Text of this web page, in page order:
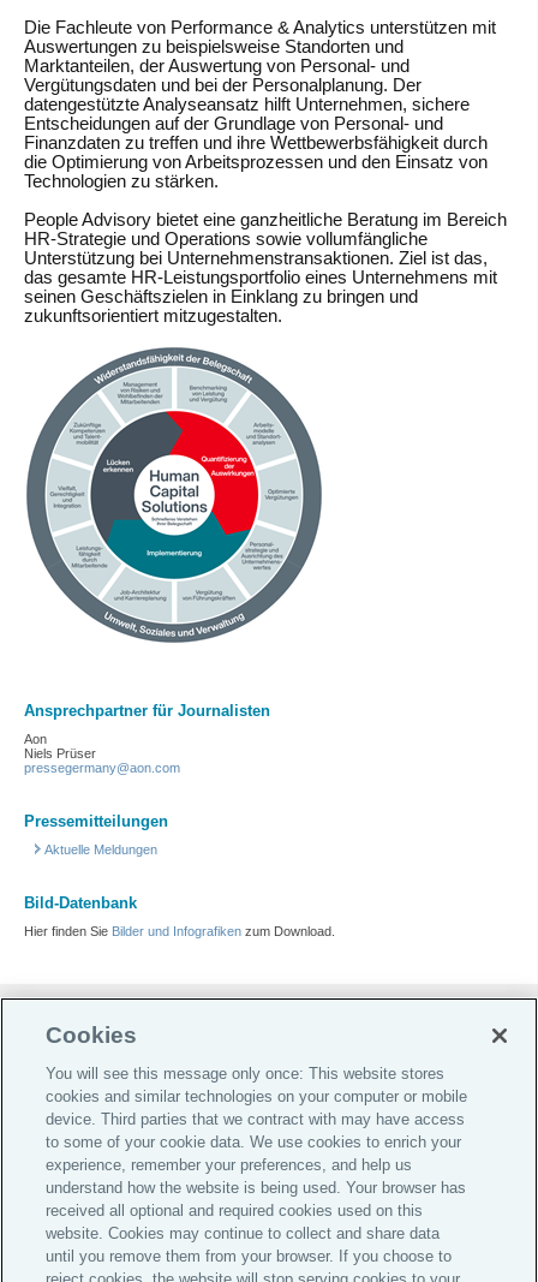
Die Fachleute von Performance & Analytics unterstützen mit
Auswertungen zu beispielsweise Standorten und
Marktanteilen, der Auswertung von Personal- und
Vergütungsdaten und bei der Personalplanung. Der
datengestützte Analyseansatz hilft Unternehmen, sichere
Entscheidungen auf der Grundlage von Personal- und
Finanzdaten zu treffen und ihre Wettbewerbsfähigkeit durch
die Optimierung von Arbeitsprozessen und den Einsatz von
Technologien zu stärken.
People Advisory bietet eine ganzheitliche Beratung im Bereich
HR-Strategie und Operations sowie vollumfängliche
Unterstützung bei Unternehmenstransaktionen. Ziel ist das,
das gesamte HR-Leistungsportfolio eines Unternehmens mit
seinen Geschäftszielen in Einklang zu bringen und
zukunftsorientiert mitzugestalten.
Ansprechpartner für Journalisten
Aon
Niels Prüser
pressegermany@aon.com
Pressemitteilungen
Aktuelle Meldungen
Bild-Datenbank
Hier finden Sie Bilder und Infografiken zum Download.
Do Not Sell or Share My Personal Information |
Datenschutz-Präferenz-Center |
Global Home
Karriere
Investor Relations
Impressum
Datenschutz
Cookies
You will see this message only once: This website stores
cookies and similar technologies on your computer or mobile
device. Third parties that we contract with may have access
to some of your cookie data. We use cookies to enrich your
experience, remember your preferences, and help us
understand how the website is being used. Your browser has
received all optional and required cookies used on this
website. Cookies may continue to collect and share data
until you remove them from your browser. If you choose to